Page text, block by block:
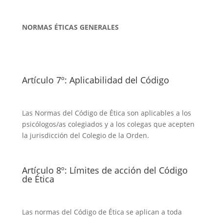
NORMAS ÉTICAS GENERALES
Artículo 7º: Aplicabilidad del Código
Las Normas del Código de Ética son aplicables a los
psicólogos/as colegiados y a los colegas que acepten
la jurisdicción del Colegio de la Orden.
Artículo 8º: Límites de acción del Código
de Ética
Las normas del Código de Ética se aplican a toda